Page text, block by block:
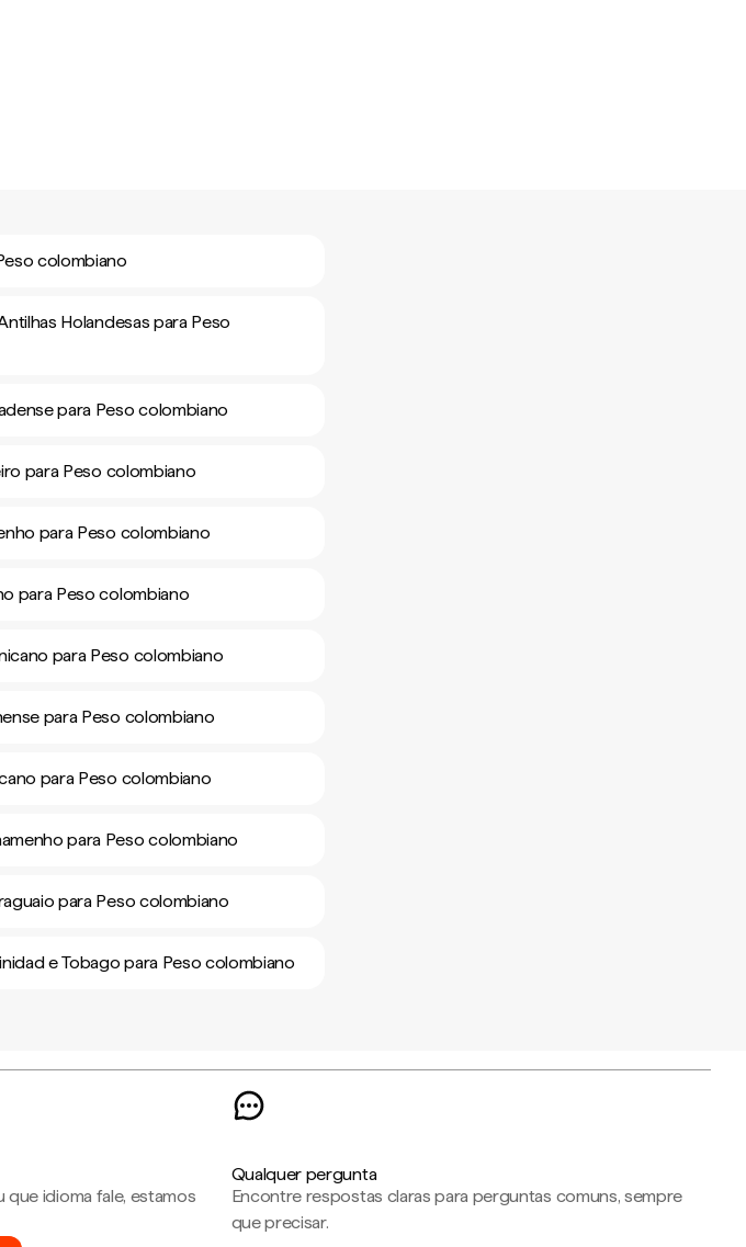
colombiano
Holandesas para Peso
para Peso colombiano
para Peso colombiano
para Peso colombiano
para Peso colombiano
para Peso colombiano
para Peso colombiano
para Peso colombiano
para Peso colombiano
para Peso colombiano
e Tobago para Peso colombiano
idioma fale, estamos
Qualquer pergunta
Encontre respostas claras para perguntas comuns, sempre
que precisar.